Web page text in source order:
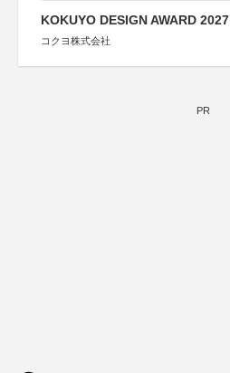
KOKUYO DESIGN AWARD 2027
コクヨ株式会社
PR